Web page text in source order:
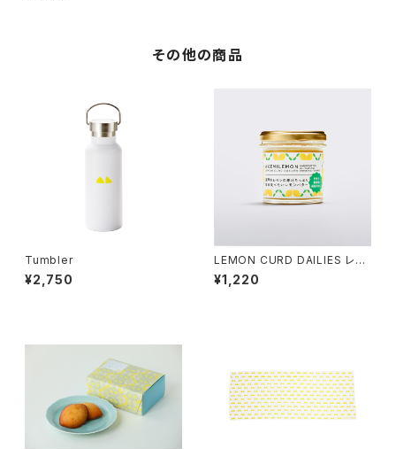
その他の商品
Tumbler
¥2,750
LEMON CURD DAILIES レモ
ンカード / デイリーズ120ｇ
¥1,220